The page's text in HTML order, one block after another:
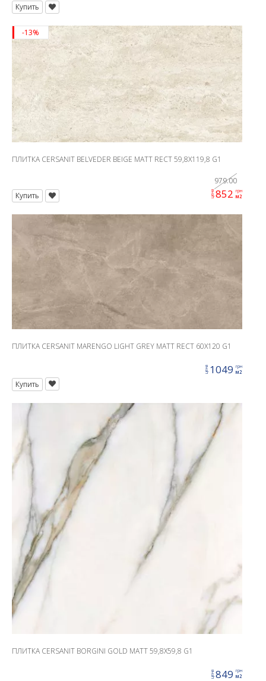
Купить
-13%
ПЛИТКА CERSANIT BELVEDER BEIGE MATT RECT 59,8X119,8 G1
979.00
Купить
цена852 грн
м2
ПЛИТКА CERSANIT MARENGO LIGHT GREY MATT RECT 60X120 G1
цена1049 грн
м2
Купить
ПЛИТКА CERSANIT BORGINI GOLD MATT 59,8X59,8 G1
цена 849 грн
м2